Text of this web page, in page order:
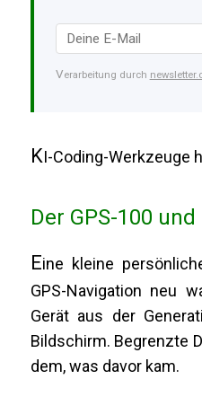
Verarbeitung durch
KI-Coding-Werkzeuge
Der GPS-100
Eine kleine
GPS-Navigation neu
Gerät aus der
Bildschirm. Begrenzte
dem, was davor kam.